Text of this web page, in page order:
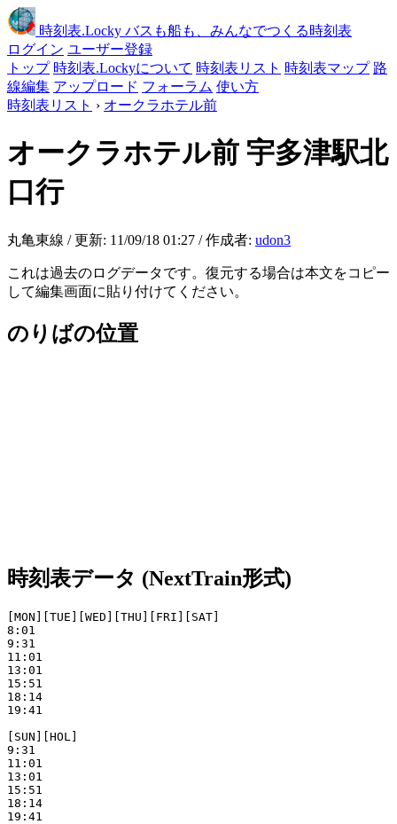
時刻表.Locky バスも船も、みんなでつくる時刻表
ログイン ユーザー登録
トップ 時刻表.Lockyについて 時刻表リスト 時刻表マップ 路
線編集 アップロード フォーラム 使い方
時刻表リスト › オークラホテル前
オークラホテル前 宇多津駅北
口行
丸亀東線 / 更新: 11/09/18 01:27 / 作成者: udon3
これは過去のログデータです。復元する場合は本文をコピー
して編集画面に貼り付けてください。
のりばの位置
時刻表データ (NextTrain形式)
[MON][TUE][WED][THU][FRI][SAT]
8:01
9:31
11:01
13:01
15:51
18:14
19:41
[SUN][HOL]
9:31
11:01
13:01
15:51
18:14
19:41